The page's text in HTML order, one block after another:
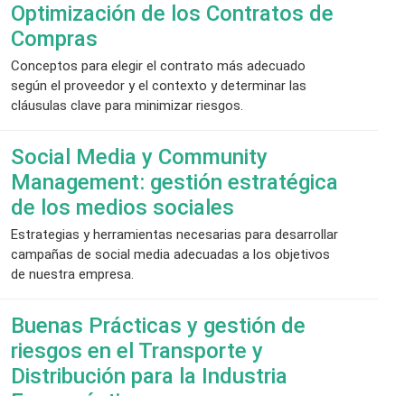
Optimización de los Contratos de
Compras
Conceptos para elegir el contrato más adecuado
según el proveedor y el contexto y determinar las
cláusulas clave para minimizar riesgos.
Social Media y Community
Management: gestión estratégica
de los medios sociales
Estrategias y herramientas necesarias para desarrollar
campañas de social media adecuadas a los objetivos
de nuestra empresa.
Buenas Prácticas y gestión de
riesgos en el Transporte y
Distribución para la Industria